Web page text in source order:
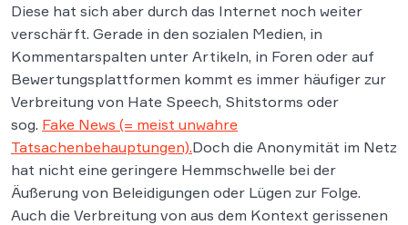
Diese hat sich aber durch das Internet noch weiter
verschärft. Gerade in den sozialen Medien, in
Kommentarspalten unter Artikeln, in Foren oder auf
Bewertungsplattformen kommt es immer häufiger zur
Verbreitung von Hate Speech, Shitstorms oder
sog. Fake News (= meist unwahre
Tatsachenbehauptungen).Doch die Anonymität im Netz
hat nicht eine geringere Hemmschwelle bei der
Äußerung von Beleidigungen oder Lügen zur Folge.
Auch die Verbreitung von aus dem Kontext gerissenen